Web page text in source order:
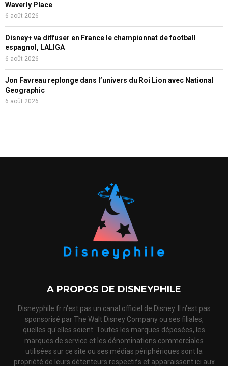
Waverly Place
6 août 2026
Disney+ va diffuser en France le championnat de football
espagnol, LALIGA
6 août 2026
Jon Favreau replonge dans l’univers du Roi Lion avec National
Geographic
6 août 2026
A PROPOS DE DISNEYPHILE
Disneyphile.fr n'est pas un canal officiel de Disney. Il n'est pas
sponsorisé par The Walt Disney Company ou ses filiales,
quelles qu'elles soient. Toutes les marques déposées, les
marques de service et les dénominations commerciales
utilisées sur ce site ou ses médias périphériques sont la
propriété de leurs détenteurs respectifs et apparaissent ici aux